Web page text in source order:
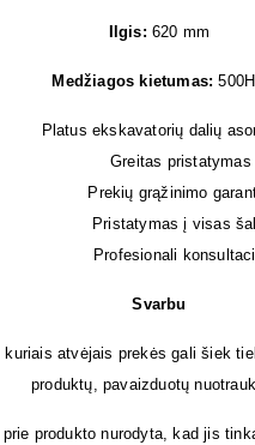
Ilgis: 620 mm
Medžiagos kietumas:
Platus ekskavatorių dalių
Greitas pristatymas
Prekių grąžinimo
Pristatymas į visas
Profesionali
Svarbu
kuriais atvėjais prekės gali šiek
produktų, pavaizduotų
produkto nurodyta, kad jis